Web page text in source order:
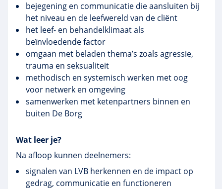
bejegening en communicatie die aansluiten bij
het niveau en de leefwereld van de cliënt
het leef- en behandelklimaat als
beïnvloedende factor
omgaan met beladen thema’s zoals agressie,
trauma en seksualiteit
methodisch en systemisch werken met oog
voor netwerk en omgeving
samenwerken met ketenpartners binnen en
buiten De Borg
Wat leer je?
Na afloop kunnen deelnemers:
signalen van LVB herkennen en de impact op
gedrag, communicatie en functioneren